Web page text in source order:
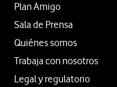
Plan Amigo
Sala de Prensa
Quiénes somos
Trabaja con nosotros
Legal y regulatorio